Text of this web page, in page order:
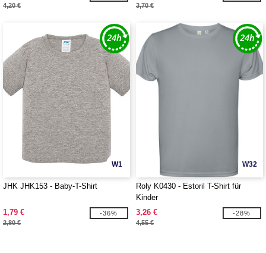
4,20 € 3,70 €
W1
JHK JHK153 - Baby-T-Shirt
1,79 €
2,80 €
-36%
W32
Roly K0430 - Estoril T-Shirt für
Kinder
3,26 €
4,55 €
-28%